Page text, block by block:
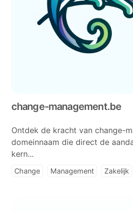
change-management.be
Ontdek de kracht van change-
domeinnaam die direct de
kern...
Change Management Zakelijk